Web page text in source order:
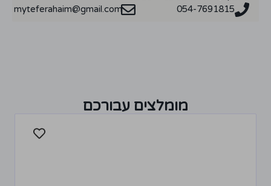
054-7691815
myteferahaim@gmail.com
מומלצים עבורכם